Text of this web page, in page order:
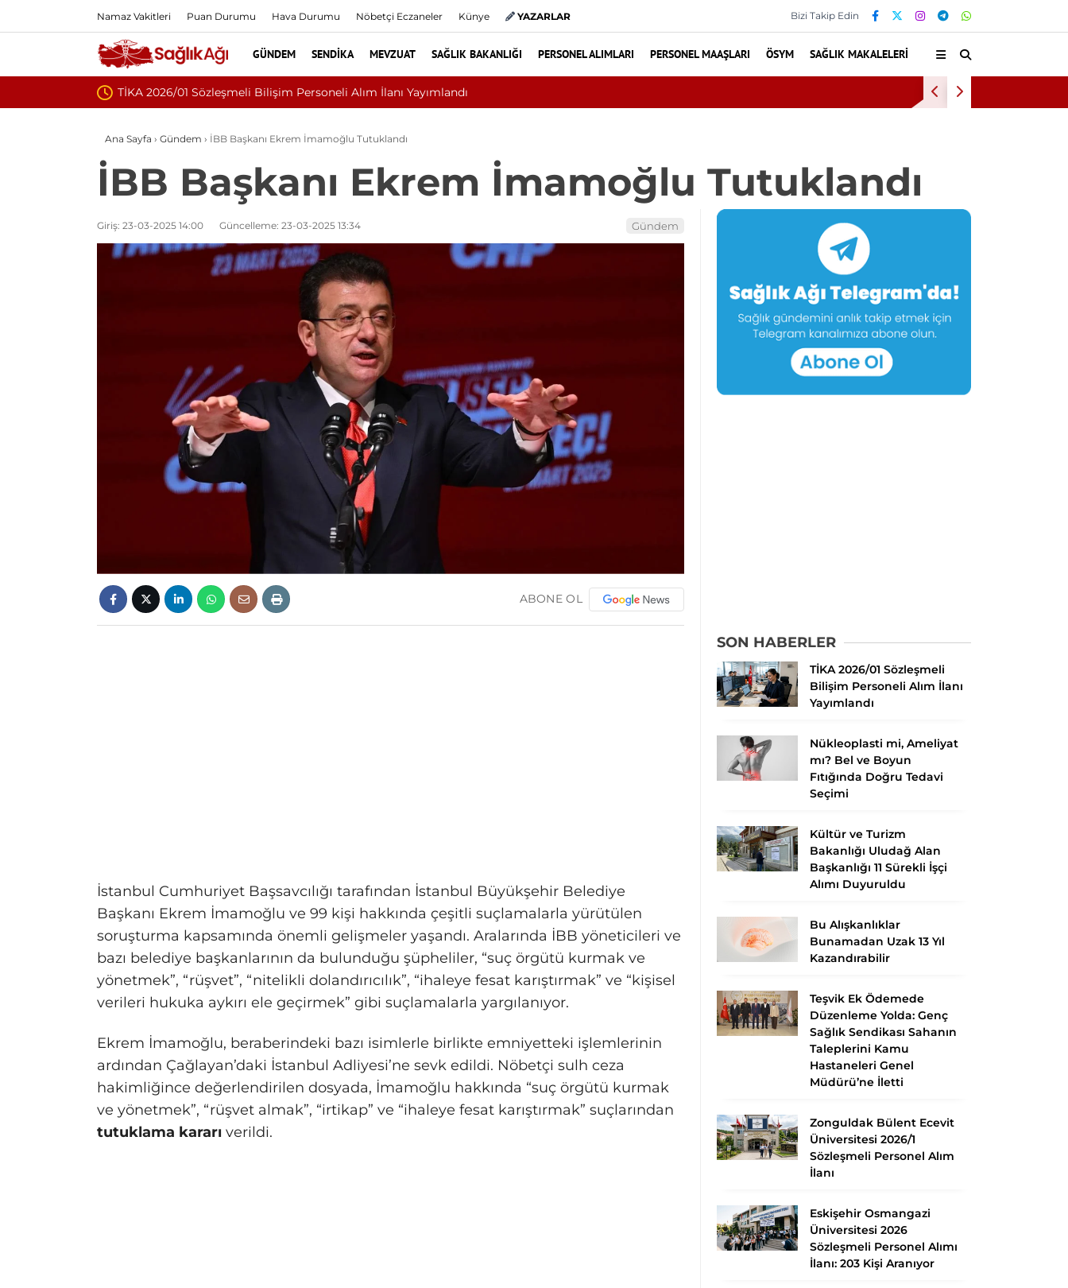
Namaz Vakitleri Puan Durumu Hava Durumu Nöbetçi Eczaneler Künye YAZARLAR Bizi Takip Edin
GÜNDEM SENDIKA MEVZUAT SAĞLIK BAKANLIĞI PERSONEL ALIMLARI PERSONEL MAAŞLARI ÖSYM SAĞLIK MAKALELERI
Nükleoplasti mi, Ameliyat mı? Bel ve Boyun Fıtığında Doğru Tedavi Seçimi
Ana Sayfa › Gündem › İBB Başkanı Ekrem İmamoğlu Tutuklandı
İBB Başkanı Ekrem İmamoğlu Tutuklandı
Giriş: 23-03-2025 14:00 Güncelleme: 23-03-2025 13:34 Gündem
ABONE OL
İstanbul Cumhuriyet Başsavcılığı tarafından İstanbul Büyükşehir Belediye
Başkanı Ekrem İmamoğlu ve 99 kişi hakkında çeşitli suçlamalarla yürütülen
soruşturma kapsamında önemli gelişmeler yaşandı. Aralarında İBB yöneticileri ve
bazı belediye başkanlarının da bulunduğu şüpheliler, “suç örgütü kurmak ve
yönetmek”, “rüşvet”, “nitelikli dolandırıcılık”, “ihaleye fesat karıştırmak” ve “kişisel
verileri hukuka aykırı ele geçirmek” gibi suçlamalarla yargılanıyor.
Ekrem İmamoğlu, beraberindeki bazı isimlerle birlikte emniyetteki işlemlerinin
ardından Çağlayan’daki İstanbul Adliyesi’ne sevk edildi. Nöbetçi sulh ceza
hakimliğince değerlendirilen dosyada, İmamoğlu hakkında “suç örgütü kurmak
ve yönetmek”, “rüşvet almak”, “irtikap” ve “ihaleye fesat karıştırmak” suçlarından
tutuklama kararı verildi.
SON HABERLER
TİKA 2026/01 Sözleşmeli
Bilişim Personeli Alım İlanı
Yayımlandı
Nükleoplasti mi, Ameliyat
mı? Bel ve Boyun
Fıtığında Doğru Tedavi
Seçimi
Kültür ve Turizm
Bakanlığı Uludağ Alan
Başkanlığı 11 Sürekli İşçi
Alımı Duyuruldu
Bu Alışkanlıklar
Bunamadan Uzak 13 Yıl
Kazandırabilir
Teşvik Ek Ödemede
Düzenleme Yolda: Genç
Sağlık Sendikası Sahanın
Taleplerini Kamu
Hastaneleri Genel
Müdürü’ne İletti
Zonguldak Bülent Ecevit
Üniversitesi 2026/1
Sözleşmeli Personel Alım
İlanı
Eskişehir Osmangazi
Üniversitesi 2026
Sözleşmeli Personel Alımı
İlanı: 203 Kişi Aranıyor